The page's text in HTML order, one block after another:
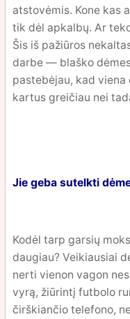
atstovėmis. Kone kas
tik dėl apkalbų. Ar
Šis iš pažiūros
darbe — blaško
pastebėjau, kad
kartus greičiau nei
Jie geba sutelkti
Kodėl tarp garsių
daugiau? Veikiausiai
nerti vienon vagon
vyrą, žiūrintį futbolo
čirškiančio telefono,